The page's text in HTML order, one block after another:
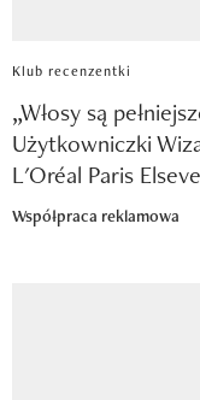
Klub recenzentki
„Włosy są
Użytkowniczki
L'Oréal Paris
Współpraca reklamowa